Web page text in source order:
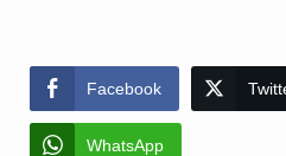
Facebook
WhatsApp